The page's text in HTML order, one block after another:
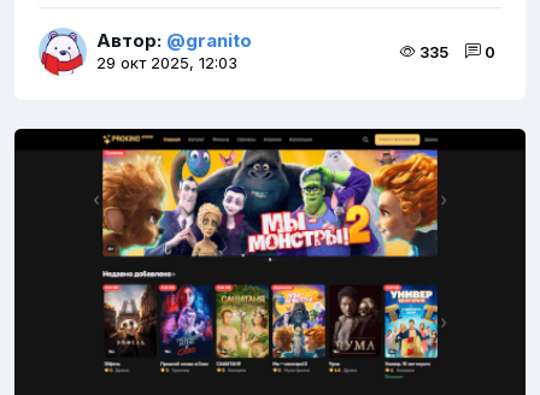
Автор: @granito
29 окт 2025, 12:03
335 0